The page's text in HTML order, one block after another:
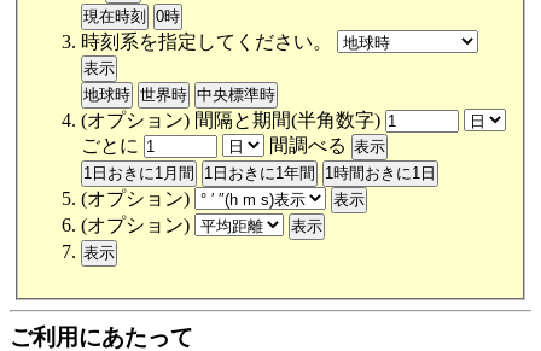
時刻系を指定してください。
(オプション) 間隔と期間(半角数字)
ごとに
間調べる
(オプション)
(オプション)
ご利用にあたって